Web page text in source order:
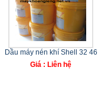
Dầu máy nén khí Shell 32 46
Giá : Liên hệ